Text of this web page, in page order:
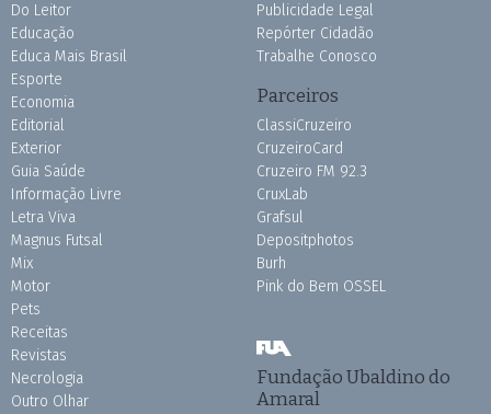
Do Leitor
Educação
Educa Mais Brasil
Esporte
Economia
Editorial
Exterior
Guia Saúde
Informação Livre
Letra Viva
Magnus Futsal
Mix
Motor
Pets
Receitas
Revistas
Necrologia
Outro Olhar
Publicidade Legal
Repórter Cidadão
Trabalhe Conosco
Parceiros
ClassiCruzeiro
CruzeiroCard
Cruzeiro FM 92.3
CruxLab
Grafsul
Depositphotos
Burh
Pink do Bem OSSEL
Fundação Ubaldino do
Amaral